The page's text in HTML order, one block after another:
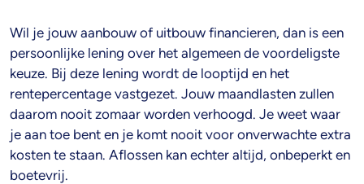
Wil je jouw aanbouw of uitbouw financieren, dan is een
persoonlijke lening over het algemeen de voordeligste
keuze. Bij deze lening wordt de looptijd en het
rentepercentage vastgezet. Jouw maandlasten zullen
daarom nooit zomaar worden verhoogd. Je weet waar
je aan toe bent en je komt nooit voor onverwachte extra
kosten te staan. Aflossen kan echter altijd, onbeperkt en
boetevrij.